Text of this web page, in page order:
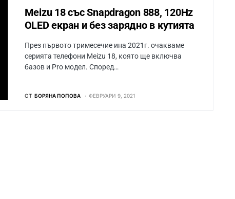
Meizu 18 със Snapdragon 888, 120Hz
OLED екран и без зарядно в кутията
През първото тримесечие ина 2021г. очакваме
серията телефони Meizu 18, която ще включва
базов и Pro модел. Според…
ОТ БОРЯНА ПОПОВА ФЕВРУАРИ 9, 2021